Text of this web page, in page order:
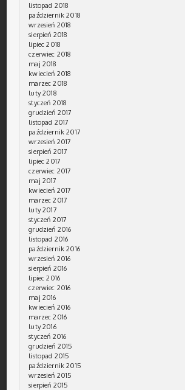
listopad 2018
październik 2018
wrzesień 2018
sierpień 2018
lipiec 2018
czerwiec 2018
maj 2018
kwiecień 2018
marzec 2018
luty 2018
styczeń 2018
grudzień 2017
listopad 2017
październik 2017
wrzesień 2017
sierpień 2017
lipiec 2017
czerwiec 2017
maj 2017
kwiecień 2017
marzec 2017
luty 2017
styczeń 2017
grudzień 2016
listopad 2016
październik 2016
wrzesień 2016
sierpień 2016
lipiec 2016
czerwiec 2016
maj 2016
kwiecień 2016
marzec 2016
luty 2016
styczeń 2016
grudzień 2015
listopad 2015
październik 2015
wrzesień 2015
sierpień 2015